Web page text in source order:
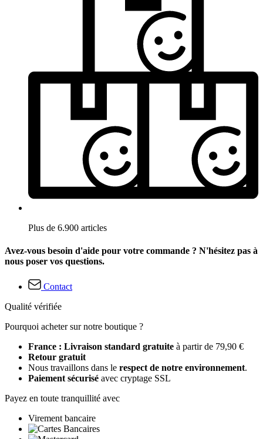
Plus de 6.900 articles
Avez-vous besoin d'aide pour votre commande ? N'hésitez pas à
nous poser vos questions.
Contact
Qualité vérifiée
Pourquoi acheter sur notre boutique ?
France : Livraison standard gratuite à partir de 79,90 €
Retour gratuit
Nous travaillons dans le respect de notre environnement.
Paiement sécurisé avec cryptage SSL
Payez en toute tranquillité avec
Virement bancaire